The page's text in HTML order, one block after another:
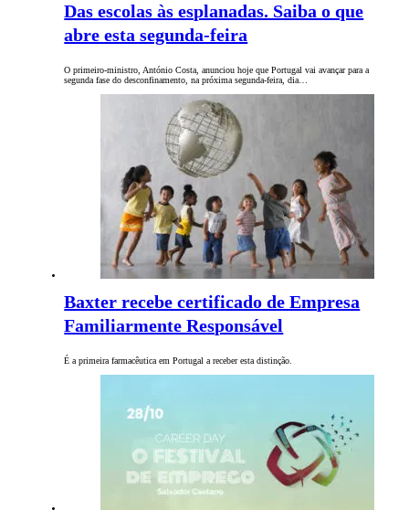
Das escolas às esplanadas. Saiba o que
abre esta segunda-feira
O primeiro-ministro, António Costa, anunciou hoje que Portugal vai avançar para a
segunda fase do desconfinamento, na próxima segunda-feira, dia…
Baxter recebe certificado de Empresa
Familiarmente Responsável
É a primeira farmacêutica em Portugal a receber esta distinção.